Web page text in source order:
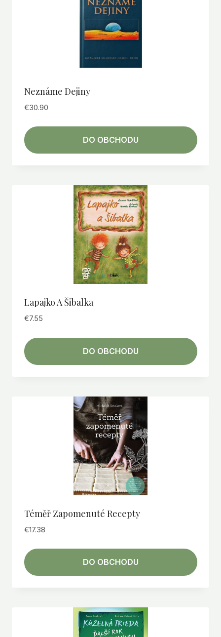
Neznáme Dejiny
€30.90
DO OBCHODU
Lapajko A Šibalka
€7.55
DO OBCHODU
Téměř Zapomenuté Recepty
€17.38
DO OBCHODU